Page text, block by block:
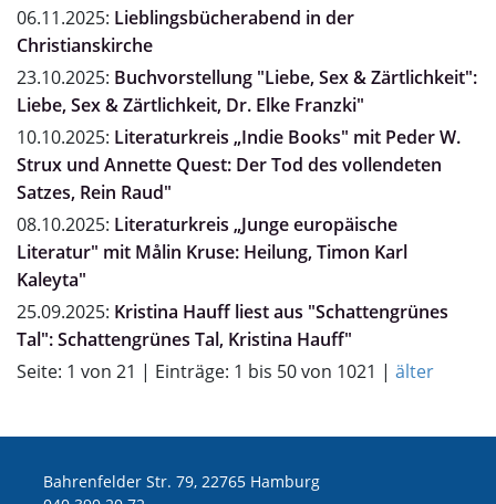
06.11.2025: Lieblingsbücherabend in der
Christianskirche
23.10.2025: Buchvorstellung "Liebe, Sex & Zärtlichkeit":
Liebe, Sex & Zärtlichkeit, Dr. Elke Franzki"
10.10.2025: Literaturkreis „Indie Books" mit Peder W.
Strux und Annette Quest: Der Tod des vollendeten
Satzes, Rein Raud"
08.10.2025: Literaturkreis „Junge europäische
Literatur" mit Målin Kruse: Heilung, Timon Karl
Kaleyta"
25.09.2025: Kristina Hauff liest aus "Schattengrünes
Tal": Schattengrünes Tal, Kristina Hauff"
Seite: 1 von 21 | Einträge: 1 bis 50 von 1021 | älter
Bahrenfelder Str. 79, 22765 Hamburg